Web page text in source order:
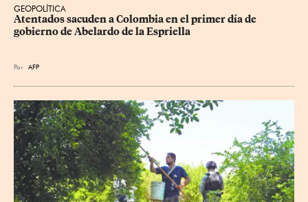
GEOPOLÍTICA
Atentados sacuden a Colombia en el primer día de
gobierno de Abelardo de la Espriella
Por AFP